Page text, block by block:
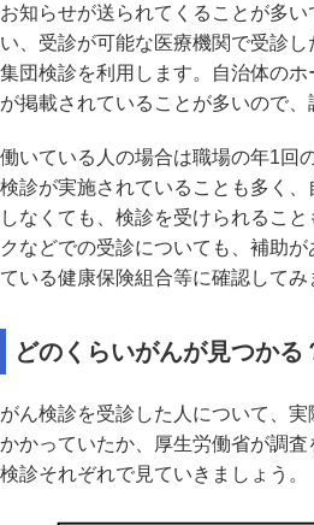
お知らせが送られてくることが多
い、受診が可能な医療機関で受診
集団検診を利用します。自治体の
が掲載されていることが多いので、
働いている人の場合は職場の年1回
検診が実施されていることも多く
しなくても、検診を受けられるこ
クなどでの受診についても、補助
ている健康保険組合等に確認してみ
どのくらいがんが見つかる
がん検診を受診した人について、
かかっていたか、厚生労働省が調
検診それぞれで見ていきましょう。